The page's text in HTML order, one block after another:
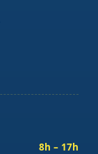
8h – 17h